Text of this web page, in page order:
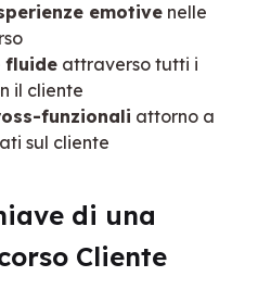
emotive nelle
fluide attraverso tutti i
il cliente
funzionali attorno a
sul cliente
di una
Cliente